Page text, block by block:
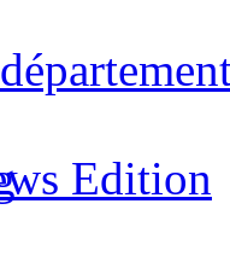
Edition